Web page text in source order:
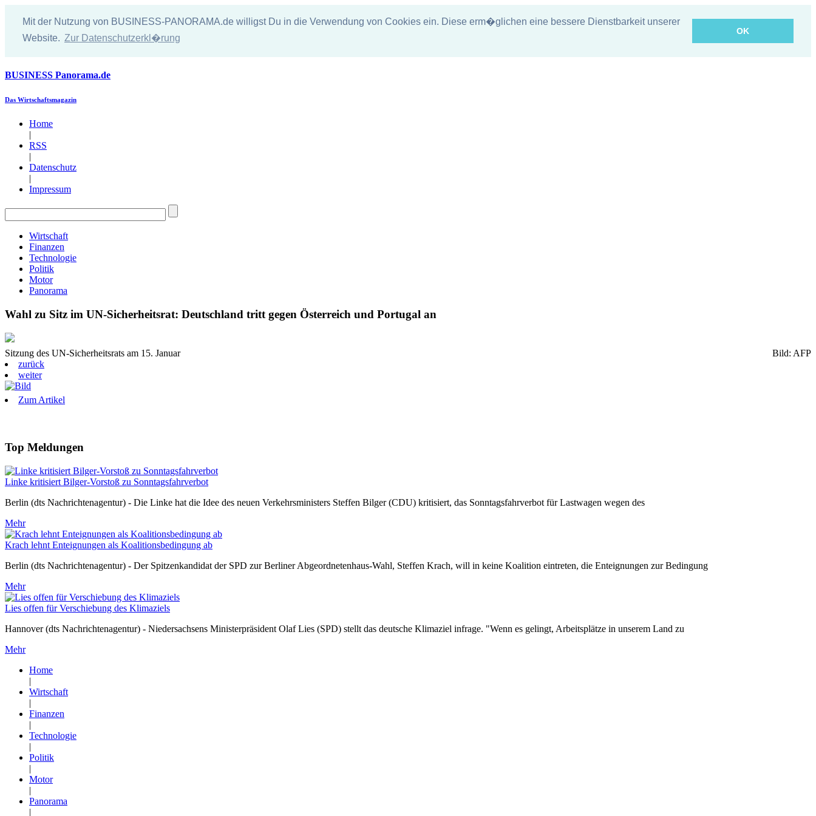
Mit der Nutzung von BUSINESS-PANORAMA.de willigst Du in die Verwendung von Cookies ein. Diese erm�glichen eine bessere Dienstbarkeit unserer
Website. Zur Datenschutzerkl�rung
OK
BUSINESS Panorama.de
Das Wirtschaftsmagazin
Home
|
RSS
|
Datenschutz
|
Impressum
Wirtschaft
Finanzen
Technologie
Politik
Motor
Panorama
Wahl zu Sitz im UN-Sicherheitsrat: Deutschland tritt gegen Österreich und Portugal an
Sitzung des UN-Sicherheitsrats am 15. Januar
Bild: AFP
zurück
weiter
Zum Artikel
Top Meldungen
Linke kritisiert Bilger-Vorstoß zu Sonntagsfahrverbot
Berlin (dts Nachrichtenagentur) - Die Linke hat die Idee des neuen Verkehrsministers Steffen Bilger (CDU) kritisiert, das Sonntagsfahrverbot für Lastwagen wegen des
Mehr
Krach lehnt Enteignungen als Koalitionsbedingung ab
Berlin (dts Nachrichtenagentur) - Der Spitzenkandidat der SPD zur Berliner Abgeordnetenhaus-Wahl, Steffen Krach, will in keine Koalition eintreten, die Enteignungen zur Bedingung
Mehr
Lies offen für Verschiebung des Klimaziels
Hannover (dts Nachrichtenagentur) - Niedersachsens Ministerpräsident Olaf Lies (SPD) stellt das deutsche Klimaziel infrage. "Wenn es gelingt, Arbeitsplätze in unserem Land zu
Mehr
Home
|
Wirtschaft
|
Finanzen
|
Technologie
|
Politik
|
Motor
|
Panorama
|